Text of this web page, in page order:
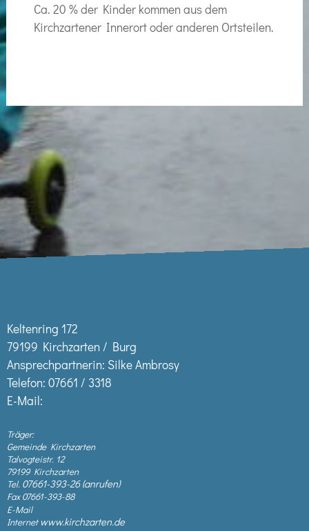
Ca. 20 % der Kinder kommen aus dem
Kirchzartener Innerort oder anderen Ortsteilen.
Keltenring 172
79199 Kirchzarten / Burg
Ansprechpartnerin: Silke Ambrosy
Telefon: 07661 / 3318
E-Mail:
Träger:
Gemeinde Kirchzarten
Talvogteistr. 12
79199 Kirchzarten
Tel. 07661-393-26
Fax 07661-393-88
E-Mail
Internet www.kirchzarten.de